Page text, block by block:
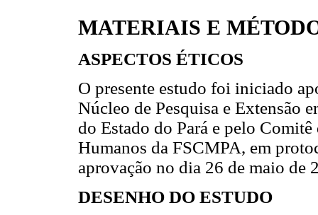
MATERIAIS E
ASPECTOS ÉTICOS
O presente estudo foi iniciado
Núcleo de Pesquisa e Extensão
do Estado do Pará e pelo
Humanos da FSCMPA, em
aprovação no dia 26 de maio de
DESENHO DO ESTUDO